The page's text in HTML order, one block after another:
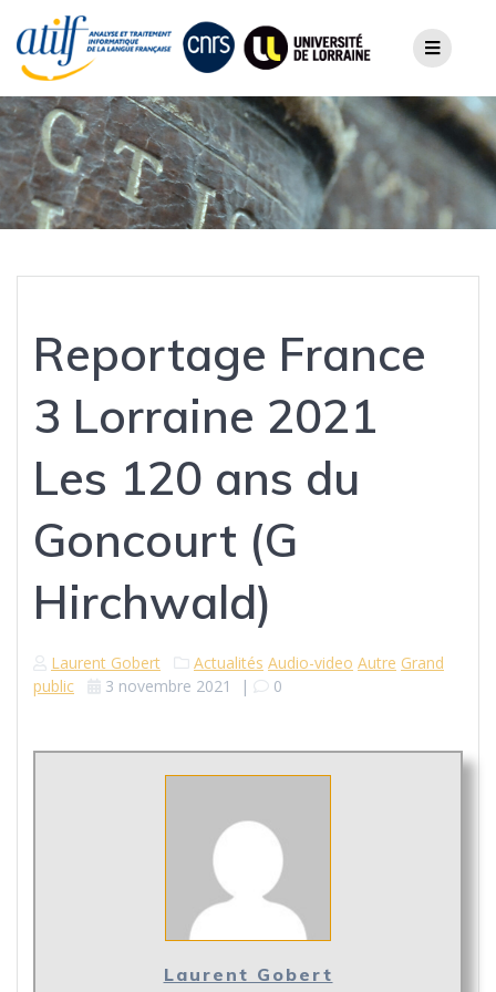
content
Reportage France
3 Lorraine 2021
Les 120 ans du
Goncourt (G
Hirchwald)
Laurent Gobert Actualités Audio-video Autre Grand
public
3 novembre 2021 | 0
Laurent Gobert